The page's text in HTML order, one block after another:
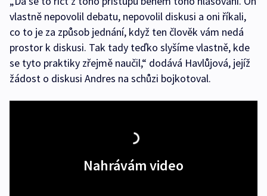
vlastně nepovolil debatu, nepovolil diskusi a oni říkali,
co to je za způsob jednání, když ten člověk vám nedá
prostor k diskusi. Tak tady teďko slyšíme vlastně, kde
se tyto praktiky zřejmě naučil,“ dodává Havlůjová, jejíž
žádost o diskusi Andres na schůzi bojkotoval.
Nahrávám video